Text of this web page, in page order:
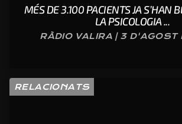
MÉS DE 3.100 PACIENTS JA S’HAN
LA PSICOLOGIA ...
RÀDIO VALIRA | 3
RELACIONATS